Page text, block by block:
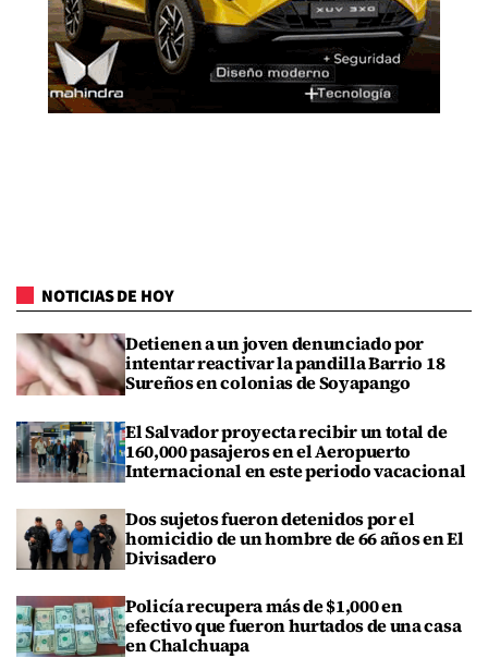
NOTICIAS DE HOY
Detienen a un joven denunciado por
intentar reactivar la pandilla Barrio 18
Sureños en colonias de Soyapango
El Salvador proyecta recibir un total de
160,000 pasajeros en el Aeropuerto
Internacional en este periodo vacacional
Dos sujetos fueron detenidos por el
homicidio de un hombre de 66 años en El
Divisadero
Policía recupera más de $1,000 en
efectivo que fueron hurtados de una casa
en Chalchuapa